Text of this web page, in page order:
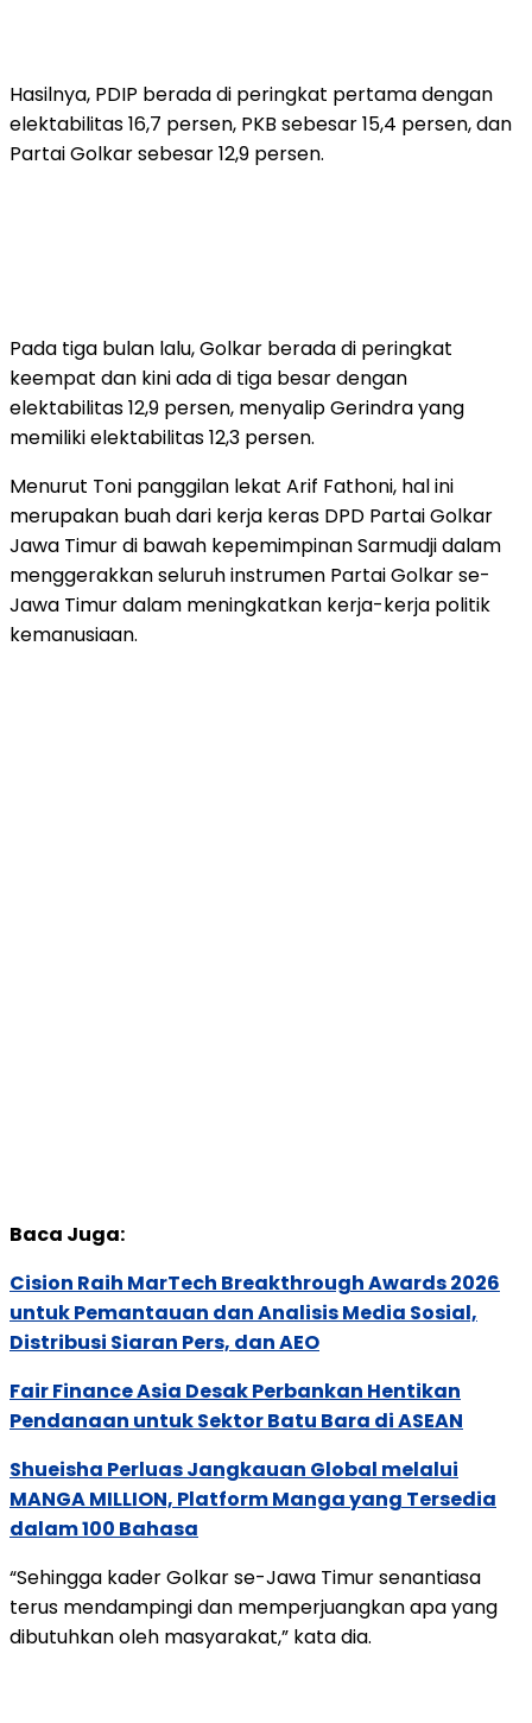
Hasilnya, PDIP berada di peringkat pertama dengan
elektabilitas 16,7 persen, PKB sebesar 15,4 persen, dan
Partai Golkar sebesar 12,9 persen.
Pada tiga bulan lalu, Golkar berada di peringkat
keempat dan kini ada di tiga besar dengan
elektabilitas 12,9 persen, menyalip Gerindra yang
memiliki elektabilitas 12,3 persen.
Menurut Toni panggilan lekat Arif Fathoni, hal ini
merupakan buah dari kerja keras DPD Partai Golkar
Jawa Timur di bawah kepemimpinan Sarmudji dalam
menggerakkan seluruh instrumen Partai Golkar se-
Jawa Timur dalam meningkatkan kerja-kerja politik
kemanusiaan.
Baca Juga:
Cision Raih MarTech Breakthrough Awards 2026
untuk Pemantauan dan Analisis Media Sosial,
Distribusi Siaran Pers, dan AEO
Fair Finance Asia Desak Perbankan Hentikan
Pendanaan untuk Sektor Batu Bara di ASEAN
Shueisha Perluas Jangkauan Global melalui
MANGA MILLION, Platform Manga yang Tersedia
dalam 100 Bahasa
“Sehingga kader Golkar se-Jawa Timur senantiasa
terus mendampingi dan memperjuangkan apa yang
dibutuhkan oleh masyarakat,” kata dia.